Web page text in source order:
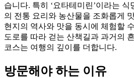
습니다. 특히 ‘요타테미린’이라는
의 전통 요리와 농산물을 조화롭게
현지의 역사와 맛을 동시에 체험할
도로를 따라 걷는 산책길과 과거의
코스는 여행의 깊이를 더합니다.
방문해야 하는 이유